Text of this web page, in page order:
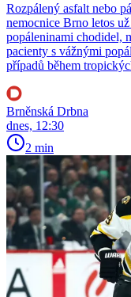
Rozpálený asfalt nebo
nemocnice Brno letos
popáleninami chodidel,
pacienty s vážnými
případů během
Brněnská Drbna
dnes, 12:30
2 min